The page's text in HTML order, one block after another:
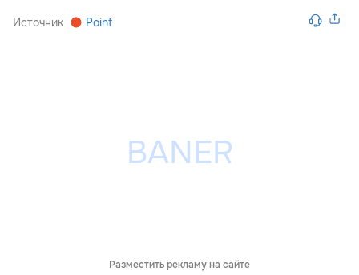
Источник Point
Разместить рекламу на сайте